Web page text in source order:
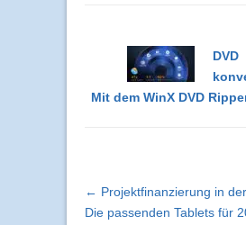
Mit dem WinX DVD
← Projektfinanzierung in
Die passenden Tablets für